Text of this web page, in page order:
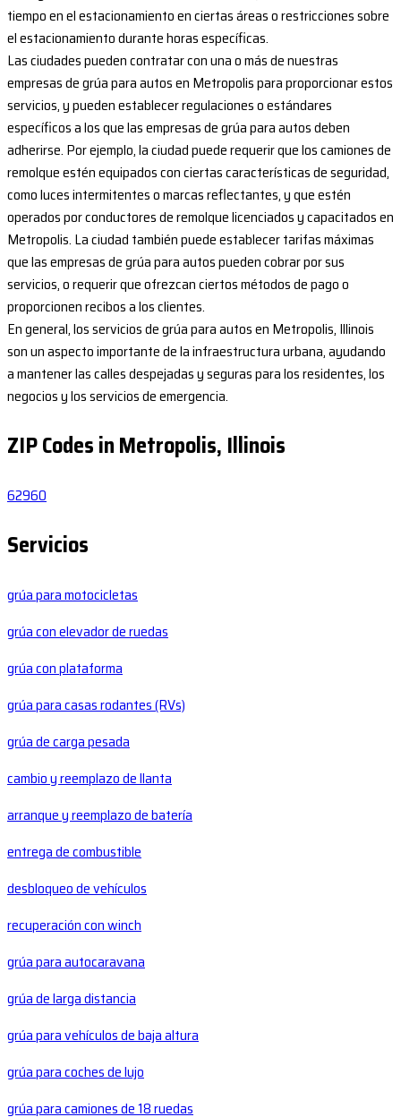
tiempo en el estacionamiento en ciertas áreas o restricciones sobre
el estacionamiento durante horas específicas.
Las ciudades pueden contratar con una o más de nuestras
empresas de grúa para autos en Metropolis para proporcionar estos
servicios, y pueden establecer regulaciones o estándares
específicos a los que las empresas de grúa para autos deben
adherirse. Por ejemplo, la ciudad puede requerir que los camiones de
remolque estén equipados con ciertas características de seguridad,
como luces intermitentes o marcas reflectantes, y que estén
operados por conductores de remolque licenciados y capacitados en
Metropolis. La ciudad también puede establecer tarifas máximas
que las empresas de grúa para autos pueden cobrar por sus
servicios, o requerir que ofrezcan ciertos métodos de pago o
proporcionen recibos a los clientes.
En general, los servicios de grúa para autos en Metropolis, Illinois
son un aspecto importante de la infraestructura urbana, ayudando
a mantener las calles despejadas y seguras para los residentes, los
negocios y los servicios de emergencia.
ZIP Codes in Metropolis, Illinois
62960
Servicios
grúa para motocicletas
grúa con elevador de ruedas
grúa con plataforma
grúa para casas rodantes (RVs)
grúa de carga pesada
cambio y reemplazo de llanta
arranque y reemplazo de batería
entrega de combustible
desbloqueo de vehículos
recuperación con winch
grúa para autocaravana
grúa de larga distancia
grúa para vehículos de baja altura
grúa para coches de lujo
grúa para camiones de 18 ruedas